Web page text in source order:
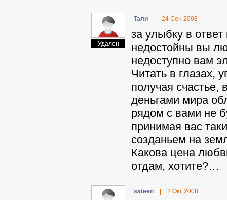
Удален
Taли 24 Сен 2008
за улыбку в
недостойны вы
недоступно вам
Читать в глазах,
получая счастье,
деньгами мира
рядом с вами не
принимая вас
созданьем на
Какова цена
отдам, хотите?…
sateen 2 Окт 2008